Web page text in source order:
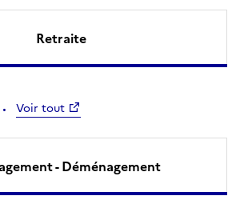
Retraite
Voir tout
- Déménagement